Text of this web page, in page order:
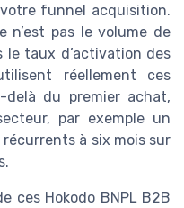
funnel acquisition.
n’est pas le volume de
le taux d’activation des
réellement ces
du premier achat,
par exemple un
à six mois sur
ces Hokodo BNPL B2B